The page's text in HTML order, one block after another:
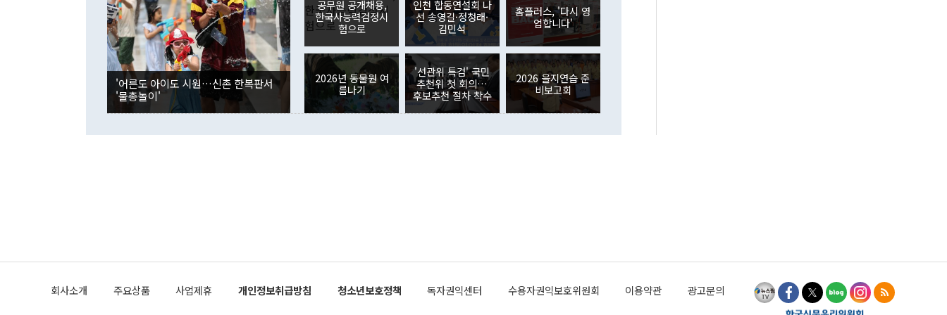
은 "그것은 외교부의 몫"이라며 "아직 거기까지 진도가 나가지 않았다"고
잘랐다. 정 장관이 이날 소개한 대북 구상과 설명은 정부 내 조율을 거치지
않았다는 점에서 문제가 있다. 특히 주적 표현 대체와 국호 사용, 9·19 군
사합의 복원, 4자회담 추진 등은 통일부 장관이 결정할 사안이 아니어서 월
권이라는 지적이 나오고 있다. 이 대통령은 정 장관의 업무보고를 듣고 난
뒤 "여기 업무보고에 발표했다고 승인난 건 아니다"라고 재차 확인했다. 정
부의 한 소식통은 "정 장관의 발언 내용은 대부분 국가안전보장회의(NSC)
를 거쳐 결정된 사안이 아닌 정 장관의 개인적 생각에 가깝다"며 "안보 관
련 부처 장관이 정부의 공식 정책이 아닌 사안을 추진하겠다고 업무보고를
하고 대통령의 면전에서 '국군통수권자가 나서야 한다'고 주장한 것은 심각
이나 미국은 북한에 선비핵화를 공식적으로 요구한 적이 없기 때문이다. 지
공하는 방식으로 이뤄졌다. 1994년 북·미 제네바 기본합의는 핵시설 동결
각각 증가했다. 증권투자에서는 외국인의 국내 주식 매도세가 이어졌다. 외
국인의 국내 주식 투자는 차익실현 매도 등의 영향으로 316억1000만달러
감소하며 전월(-310억5000만달러)에 이어 역대 최대 순매도 기록을 다시
경신했다. 외국인의 국내 채권투자는 세계국채지수(WGBI) 자금 유입에도
분기 말 만기도래 영향으로 증가 폭이 줄어든 52억9000만달러를 기록했
다. 내국인의 해외 증권투자는 주식을 중심으로 35억6000만달러 증가했
다. eoyn2@newspim.com
'어른도 아이도 시원…신촌 한복판서
'물총놀이'
공무원 공개채용,
한국사능력검정시
험으로
인천 합동연설회 나
선 송영길·정청래·
김민석
홈플러스, '다시 영
업합니다'
2026년 동물원 여
름나기
'선관위 특검' 국민
추천위 첫 회의…
후보추천 절차 착수
2026 을지연습 준
비보고회
회사소개 주요상품 사업제휴 개인정보취급방침 청소년보호정책 독자권익센터 수용자권익보호위원회 이용약관 광고문의